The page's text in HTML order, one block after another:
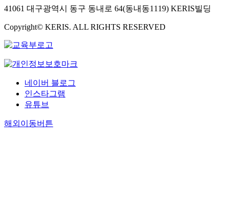
41061 대구광역시 동구 동내로 64(동내동1119) KERIS빌딩
Copyright© KERIS. ALL RIGHTS RESERVED
네이버 블로그
인스타그램
유튜브
해외이동버튼